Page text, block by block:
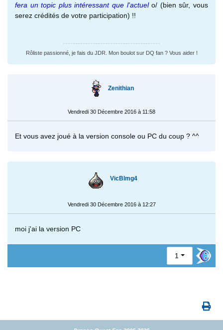
fera un topic plus intéressant que l'actuelo/ (bien sûr, vous
serez crédités de votre participation) !!
Rôliste passionné, je fais du JDR. Mon boulot sur DQ fan ? Vous aider !
Zenithian
Vendredi 30 Décembre 2016 à 11:58
Et vous avez joué à la version console ou PC du coup ? ^^
VicBlmg4
Vendredi 30 Décembre 2016 à 12:27
moi j'ai la version PC
1